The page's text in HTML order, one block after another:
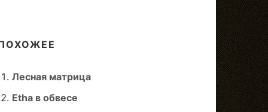
Лесная матрица
Etha в обвесе